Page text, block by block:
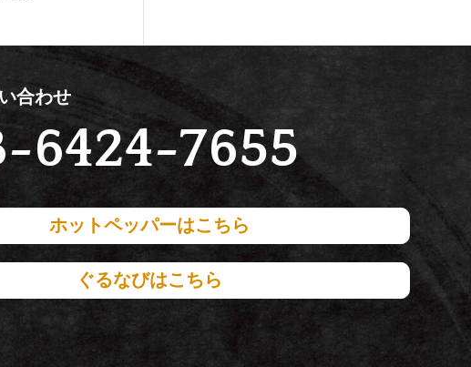
合わせ
6424-7655
ホットペッパーはこちら
ぐるなびはこちら